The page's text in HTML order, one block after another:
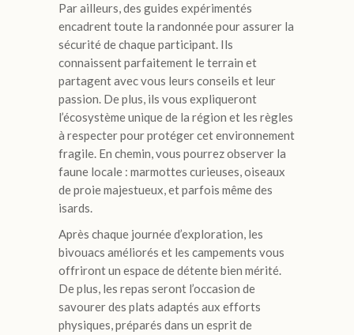
Par ailleurs, des guides expérimentés
encadrent toute la randonnée pour assurer la
sécurité de chaque participant. Ils
connaissent parfaitement le terrain et
partagent avec vous leurs conseils et leur
passion. De plus, ils vous expliqueront
l’écosystème unique de la région et les règles
à respecter pour protéger cet environnement
fragile. En chemin, vous pourrez observer la
faune locale : marmottes curieuses, oiseaux
de proie majestueux, et parfois même des
isards.
Après chaque journée d’exploration, les
bivouacs améliorés et les campements vous
offriront un espace de détente bien mérité.
De plus, les repas seront l’occasion de
savourer des plats adaptés aux efforts
physiques, préparés dans un esprit de